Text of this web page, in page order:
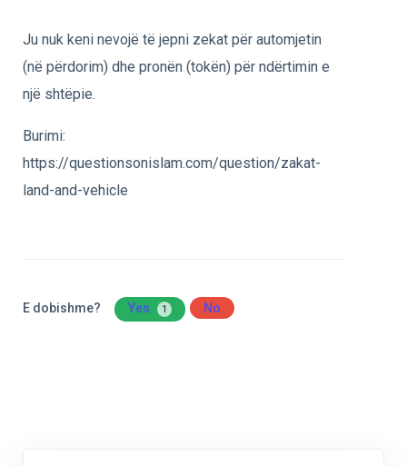
Ju nuk keni nevojë të jepni zekat për automjetin
(në përdorim) dhe pronën (tokën) për ndërtimin e
një shtëpie.
Burimi:
https://questionsonislam.com/question/zakat-
land-and-vehicle
E dobishme? Yes 1 No